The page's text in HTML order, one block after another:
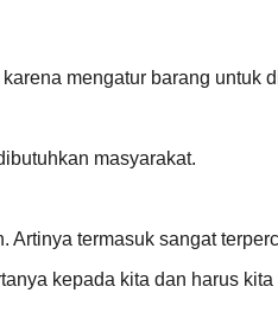
mengatur barang untuk
masyarakat.
Artinya termasuk sangat
kepada kita dan harus